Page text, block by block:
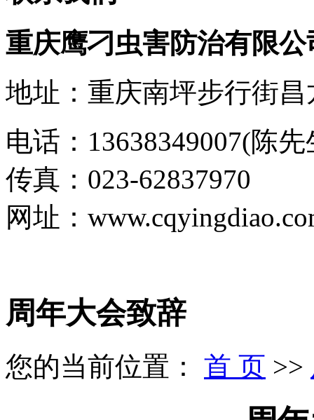
重庆鹰刁虫害防治有限公
地址： 重庆南坪步行街
电话：13638349007(陈
传真：023-62837970
网址：
周年大会致辞
您的当前位置： 首 页 >>